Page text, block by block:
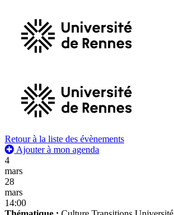
Retour à la liste des évènements
Ajouter à mon agenda
4
mars
28
mars
14:00